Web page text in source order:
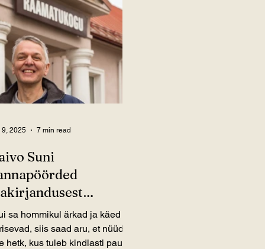
Suni
sa hommikul ärkad ja käed
siis saad aru, et nüüd on
hetk, kus tuleb kindlasti paus
9, 2025 7 min read